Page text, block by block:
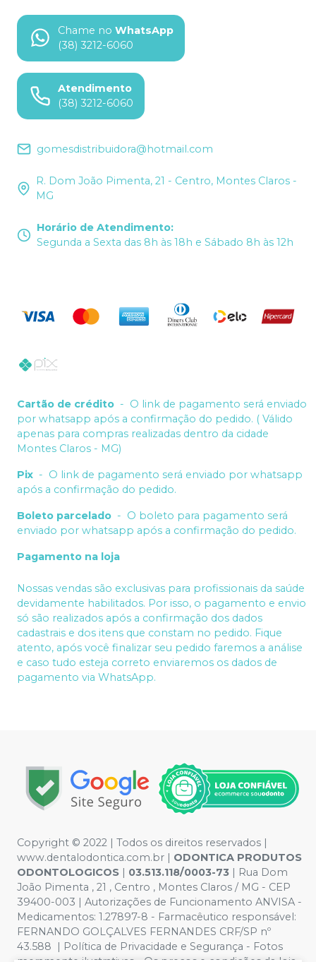
Chame no WhatsApp
(38) 3212-6060
Atendimento
(38) 3212-6060
gomesdistribuidora@hotmail.com
R. Dom João Pimenta, 21 - Centro, Montes Claros -
MG
Horário de Atendimento:
Segunda a Sexta das 8h às 18h e Sábado 8h às 12h
Cartão de crédito - O link de pagamento será enviado
por whatsapp após a confirmação do pedido. ( Válido
apenas para compras realizadas dentro da cidade
Montes Claros - MG)
Pix - O link de pagamento será enviado por whatsapp
após a confirmação do pedido.
Boleto parcelado - O boleto para pagamento será
enviado por whatsapp após a confirmação do pedido.
Pagamento na loja
Nossas vendas são exclusivas para profissionais da saúde
devidamente habilitados. Por isso, o pagamento e envio
só são realizados após a confirmação dos dados
cadastrais e dos itens que constam no pedido. Fique
atento, após você finalizar seu pedido faremos a análise
e caso tudo esteja correto enviaremos os dados de
pagamento via WhatsApp.
Copyright © 2022 | Todos os direitos reservados |
www.dentalodontica.com.br | ODONTICA PRODUTOS
ODONTOLOGICOS | 03.513.118/0003-73 | Rua Dom
João Pimenta , 21 , Centro , Montes Claros / MG - CEP
39400-003 | Autorizações de Funcionamento ANVISA -
Medicamentos: 1.27897-8 - Farmacêutico responsável:
FERNANDO GOLÇALVES FERNANDES CRF/SP nº
43.588 | Política de Privacidade e Segurança - Fotos